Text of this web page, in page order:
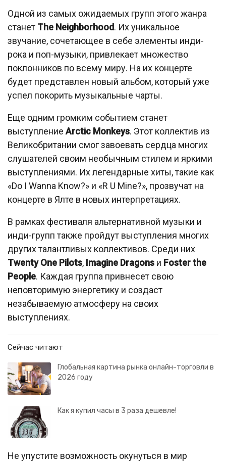
Одной из самых ожидаемых групп этого жанра
станет The Neighborhood. Их уникальное
звучание, сочетающее в себе элементы инди-
рока и поп-музыки, привлекает множество
поклонников по всему миру. На их концерте
будет представлен новый альбом, который уже
успел покорить музыкальные чарты.
Еще одним громким событием станет
выступление Arctic Monkeys. Этот коллектив из
Великобритании смог завоевать сердца многих
слушателей своим необычным стилем и яркими
выступлениями. Их легендарные хиты, такие как
«Do I Wanna Know?» и «R U Mine?», прозвучат на
концерте в Ялте в новых интерпретациях.
В рамках фестиваля альтернативной музыки и
инди-групп также пройдут выступления многих
других талантливых коллективов. Среди них
Twenty One Pilots, Imagine Dragons и Foster the
People. Каждая группа привнесет свою
неповторимую энергетику и создаст
незабываемую атмосферу на своих
выступлениях.
Сейчас читают
Глобальная картина рынка онлайн-торговли в
2026 году
Как я купил часы в 3 раза дешевле!
Не упустите возможность окунуться в мир